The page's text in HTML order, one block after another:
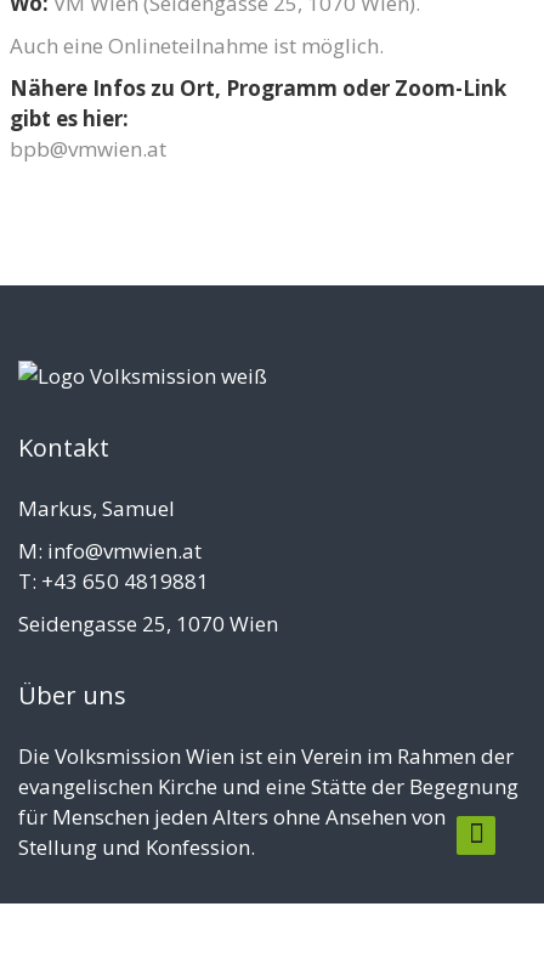
Auch eine Onlineteilnahme ist möglich.
Nähere Infos zu Ort, Programm oder Zoom-Link
gibt es hier:
bpb@vmwien.at
Kontakt
Markus, Samuel
M: info@vmwien.at
T: +43 650 4819881
Seidengasse 25, 1070 Wien
Über uns
Die Volksmission Wien ist ein Verein im Rahmen der
evangelischen Kirche und eine Stätte der Begegnung
für Menschen jeden Alters ohne Ansehen von
Stellung und Konfession.